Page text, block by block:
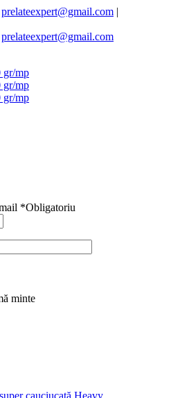
prelateexpert@gmail.com |
prelateexpert@gmail.com
gr/mp
gr/mp
gr/mp
*Obligatoriu
minte